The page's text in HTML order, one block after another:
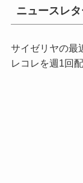
ニュースレ
サイゼリヤの最
レコレを週1回